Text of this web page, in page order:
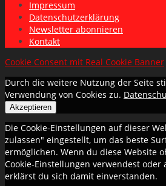
Impressum
Datenschutzerklärung
Newsletter abonnieren
Kontakt
Cookie Consent mit Real Cookie Banner
Durch die weitere Nutzung der Seite
Verwendung von Cookies zu.
Akzeptieren
Die Cookie-Einstellungen auf dieser
zulassen" eingestellt, um das beste
ermöglichen. Wenn du diese Website
Cookie-Einstellungen verwendest oder
erklärst du sich damit einverstanden.